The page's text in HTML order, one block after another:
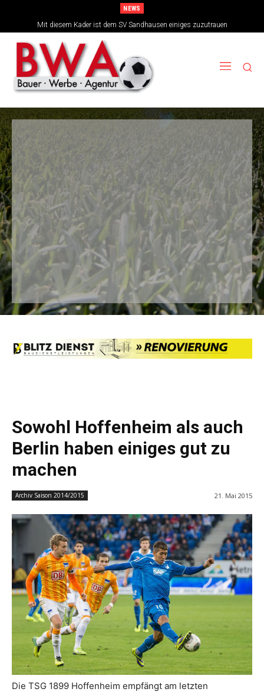
NEWS
Mit diesem Kader ist dem SV Sandhausen einiges zuzutrauen
TSG-Erfolgsarchitekten sehen sich für den Tanz auf drei Hochzeiten gut
aufgestellt
Sowohl Hoffenheim als auch
Berlin haben einiges gut zu
machen
Archiv Saison 2014/2015 21. Mai 2015
Die TSG 1899 Hoffenheim empfängt am letzten